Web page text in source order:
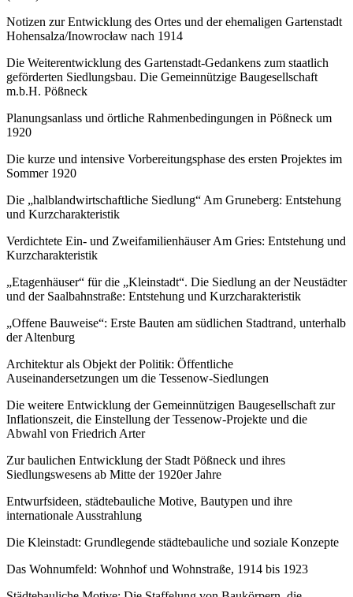
Notizen zur Entwicklung des Ortes und der ehemaligen Gartenstadt
Hohensalza/Inowrocław nach 1914
Die Weiterentwicklung des Gartenstadt-Gedankens zum staatlich
geförderten Siedlungsbau. Die Gemeinnützige Baugesellschaft
m.b.H. Pößneck
Planungsanlass und örtliche Rahmenbedingungen in Pößneck um
1920
Die kurze und intensive Vorbereitungsphase des ersten Projektes im
Sommer 1920
Die „halblandwirtschaftliche Siedlung“ Am Gruneberg: Entstehung
und Kurzcharakteristik
Verdichtete Ein- und Zweifamilienhäuser Am Gries: Entstehung und
Kurzcharakteristik
„Etagenhäuser“ für die „Kleinstadt“. Die Siedlung an der Neustädter
und der Saalbahnstraße: Entstehung und Kurzcharakteristik
„Offene Bauweise“: Erste Bauten am südlichen Stadtrand, unterhalb
der Altenburg
Architektur als Objekt der Politik: Öffentliche
Auseinandersetzungen um die Tessenow-Siedlungen
Die weitere Entwicklung der Gemeinnützigen Baugesellschaft zur
Inflationszeit, die Einstellung der Tessenow-Projekte und die
Abwahl von Friedrich Arter
Zur baulichen Entwicklung der Stadt Pößneck und ihres
Siedlungswesens ab Mitte der 1920er Jahre
Entwurfsideen, städtebauliche Motive, Bautypen und ihre
internationale Ausstrahlung
Die Kleinstadt: Grundlegende städtebauliche und soziale Konzepte
Das Wohnumfeld: Wohnhof und Wohnstraße, 1914 bis 1923